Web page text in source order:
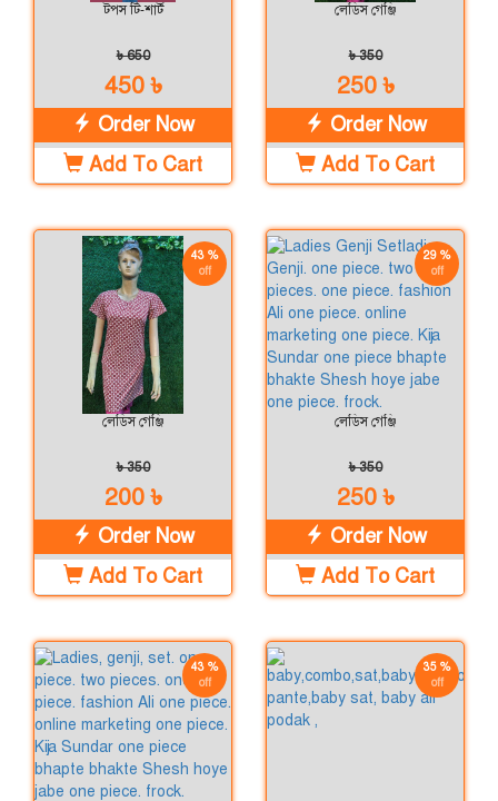
টপস টি-শার্ট
৳ 650
450 ৳
Order Now
Add To Cart
লেডিস গেঞ্জি
৳ 350
250 ৳
Order Now
Add To Cart
43 %
off
লেডিস গেঞ্জি
৳ 350
200 ৳
Order Now
Add To Cart
29 %
off
লেডিস গেঞ্জি
৳ 350
250 ৳
Order Now
Add To Cart
43 %
off
35 %
off